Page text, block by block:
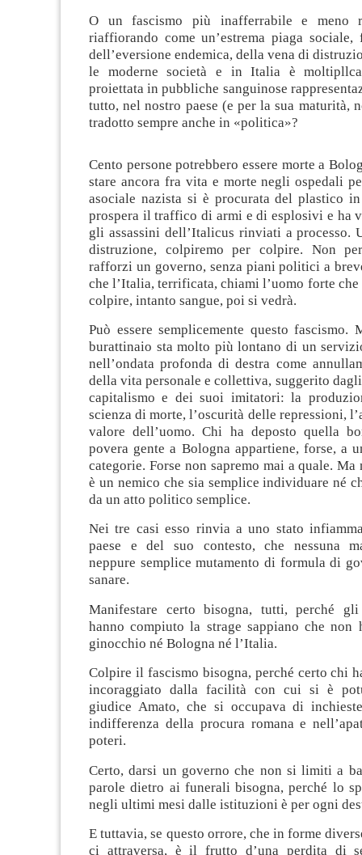
O un fascismo più inafferrabile e meno
riaffiorando come un’estrema piaga sociale,
dell’eversione endemica, della vena di
le moderne società e in Italia è
proiettata in pubbliche sanguinose
tutto, nel nostro paese (e per la sua maturità,
tradotto sempre anche in «politica»?
Cento persone potrebbero essere morte a
stare ancora fra vita e morte negli ospedali
asociale nazista si è procurata del plastico
prospera il traffico di armi e di esplosivi e ha
gli assassini dell’Italicus rinviati a processo.
distruzione, colpiremo per colpire. Non
rafforzi un governo, senza piani politici a
che l’Italia, terrificata, chiami l’uomo forte che
colpire, intanto sangue, poi si vedrà.
Può essere semplicemente questo
burattinaio sta molto più lontano di un
nell’ondata profonda di destra come
della vita personale e collettiva, suggerito
capitalismo e dei suoi imitatori: la
scienza di morte, l’oscurità delle repressioni,
valore dell’uomo. Chi ha deposto quella
povera gente a Bologna appartiene, forse, a
categorie. Forse non sapremo mai a quale.
è un nemico che sia semplice individuare né
da un atto politico semplice.
Nei tre casi esso rinvia a uno stato
paese e del suo contesto, che nessuna
neppure semplice mutamento di formula di
sanare.
Manifestare certo bisogna, tutti, perché
hanno compiuto la strage sappiano che non
ginocchio né Bologna né l’Italia.
Colpire il fascismo bisogna, perché certo chi
incoraggiato dalla facilità con cui si è
giudice Amato, che si occupava di
indifferenza della procura romana e
poteri.
Certo, darsi un governo che non si limiti a
parole dietro ai funerali bisogna, perché lo
negli ultimi mesi dalle istituzioni è per ogni
E tuttavia, se questo orrore, che in forme
ci attraversa, è il frutto d’una perdita di